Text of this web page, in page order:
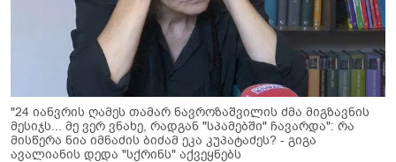
"24 იანვრის ღამეს თამარ ნავროზაშვილის ძმა მიგზავნის
მესიჯს... მე ვერ ვნახე, რადგან "სპამებში" ჩავარდა": რა
მისწერა ნია იმნაძის ბიძამ ეკა კუპატაძეს? - გიგა
ავალიანის დედა "სქრინს" აქვეყნებს